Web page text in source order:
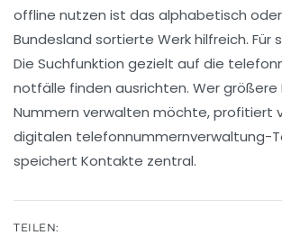
offline nutzen ist das alphabetisch
Bundesland sortierte Werk hilfreich. Für
Die Suchfunktion gezielt auf die
notfälle finden ausrichten. Wer größere
Nummern verwalten möchte, profitiert
digitalen telefonnummernverwaltung-
speichert Kontakte zentral.
TEILEN: